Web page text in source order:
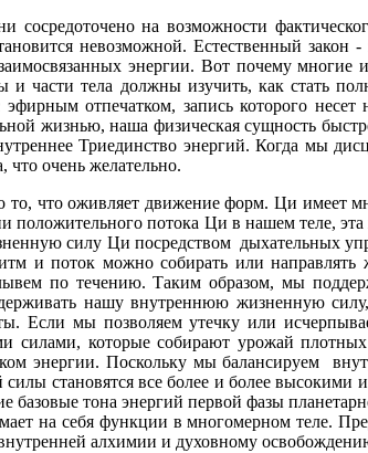
сосредоточено на возможности
невозможной. Естественный закон -
энергии. Вот почему многие
тела должны изучить, как стать
отпечатком, запись которого
жизнью, наша физическая сущность
Триединство энергий. Когда мы
что очень желательно.
то, что оживляет движение форм. Ци имеет
положительного потока Ци в нашем теле,
силу Ци посредством дыхательных
и поток можно собирать или
по течению. Таким образом, мы
нашу внутреннюю жизненную
Если мы позволяем утечку или
силами, которые собирают урожай
энергии. Поскольку мы балансируем
становятся все более и более высокими
базовые тона энергий первой фазы
на себя функции в многомерном теле.
алхимии и духовному